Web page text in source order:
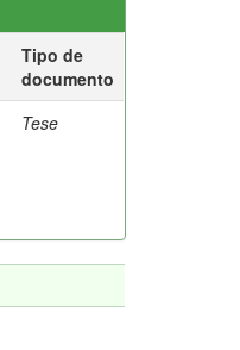
Tipo de
documento
Tese